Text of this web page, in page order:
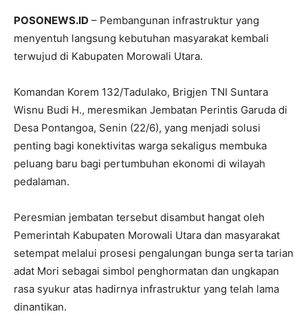
POSONEWS.ID – Pembangunan infrastruktur yang
menyentuh langsung kebutuhan masyarakat kembali
terwujud di Kabupaten Morowali Utara.
Komandan Korem 132/Tadulako, Brigjen TNI Suntara
Wisnu Budi H., meresmikan Jembatan Perintis Garuda di
Desa Pontangoa, Senin (22/6), yang menjadi solusi
penting bagi konektivitas warga sekaligus membuka
peluang baru bagi pertumbuhan ekonomi di wilayah
pedalaman.
Peresmian jembatan tersebut disambut hangat oleh
Pemerintah Kabupaten Morowali Utara dan masyarakat
setempat melalui prosesi pengalungan bunga serta tarian
adat Mori sebagai simbol penghormatan dan ungkapan
rasa syukur atas hadirnya infrastruktur yang telah lama
dinantikan.